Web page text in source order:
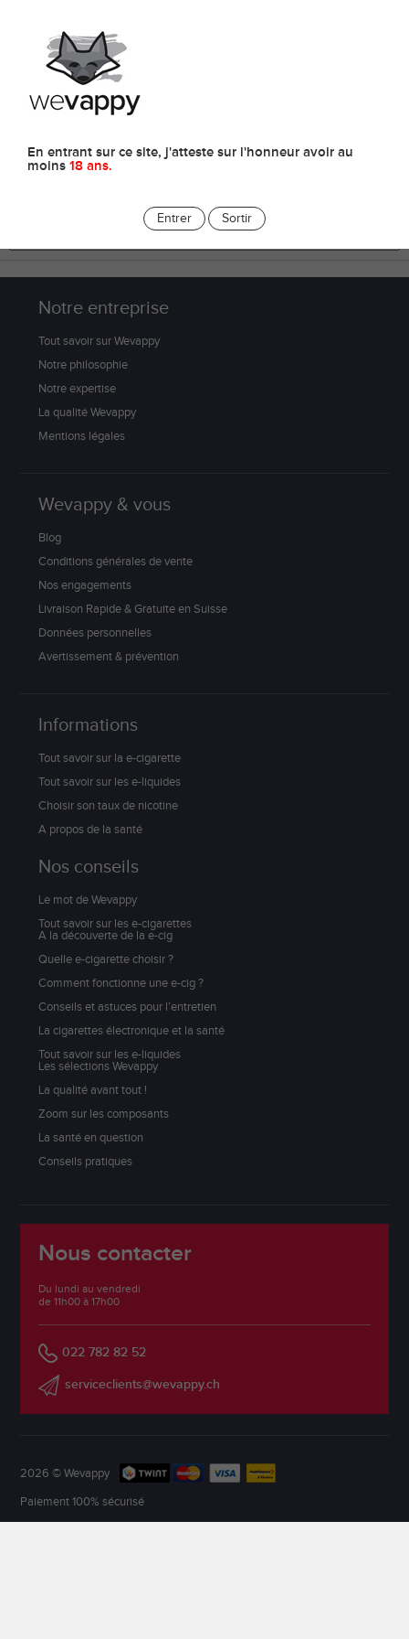
En entrant sur ce site, j'atteste sur l'honneur avoir au
moins 18 ans.
Entrer Sortir
Accessoires
Notre entreprise
Tout savoir sur Wevappy
Notre philosophie
Notre expertise
La qualité Wevappy
Mentions légales
Wevappy & vous
Blog
Conditions générales de vente
Nos engagements
Livraison Rapide & Gratuite en Suisse
Données personnelles
Avertissement & prévention
Informations
Tout savoir sur la e-cigarette
Tout savoir sur les e-liquides
Choisir son taux de nicotine
A propos de la santé
Nos conseils
Le mot de Wevappy
Tout savoir sur les e-cigarettes
A la découverte de la e-cig
Quelle e-cigarette choisir ?
Comment fonctionne une e-cig ?
Conseils et astuces pour l’entretien
La cigarettes électronique et la santé
Tout savoir sur les e-liquides
Les sélections Wevappy
La qualité avant tout !
Zoom sur les composants
La santé en question
Conseils pratiques
Nous contacter
Du lundi au vendredi
de 11h00 à 17h00
022 782 82 52
serviceclients@wevappy.ch
2026 © Wevappy
Paiement 100% sécurisé